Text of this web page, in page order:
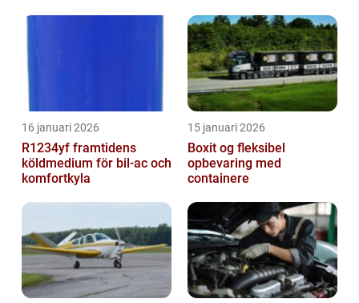
16 januari 2026
R1234yf framtidens
köldmedium för bil-ac och
komfortkyla
15 januari 2026
Boxit og fleksibel
opbevaring med
containere